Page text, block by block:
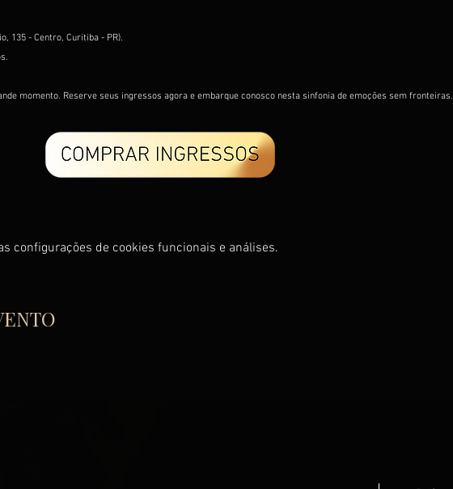
135 - Centro, Curitiba - PR).
momento. Reserve seus ingressos agora e embarque conosco nesta sinfonia de emoções sem fronteiras.
configurações de cookies funcionais e análises.